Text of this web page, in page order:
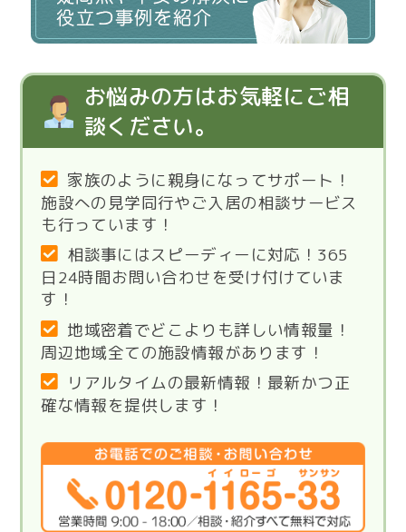
お悩みの方はお気軽にご相
談ください。
家族のように親身になってサポート！
施設への見学同行やご入居の相談サービス
も行っています！
相談事にはスピーディーに対応！365
日24時間お問い合わせを受け付けていま
す！
地域密着でどこよりも詳しい情報量！
周辺地域全ての施設情報があります！
リアルタイムの最新情報！最新かつ正
確な情報を提供します！